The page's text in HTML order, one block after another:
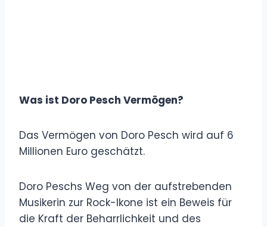
Was ist Doro Pesch Vermögen?
Das Vermögen von Doro Pesch wird auf 6
Millionen Euro geschätzt.
Doro Peschs Weg von der aufstrebenden
Musikerin zur Rock-Ikone ist ein Beweis für
die Kraft der Beharrlichkeit und des